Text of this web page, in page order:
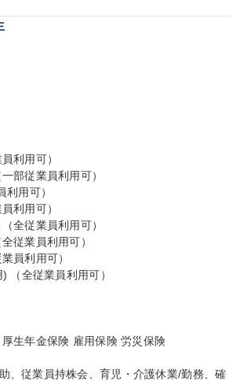
利用可）
部従業員利用可）
用可）
利用可）
全従業員利用可）
従業員利用可）
員利用可）
（全従業員利用可）
生年金保険 雇用保険 労災保険
、従業員持株会、育児・介護休業/勤務、確